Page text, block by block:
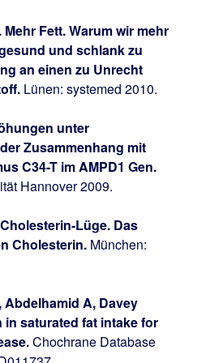
Fett. Warum wir mehr
und schlank zu
an einen zu Unrecht
Lünen: systemed 2010.
unter
Zusammenhang mit
C34-T im AMPD1 Gen.
Hannover 2009.
Lüge. Das
Cholesterin.München:
Abdelhamid A, Davey
in saturated fat intake for
Chochrane Database